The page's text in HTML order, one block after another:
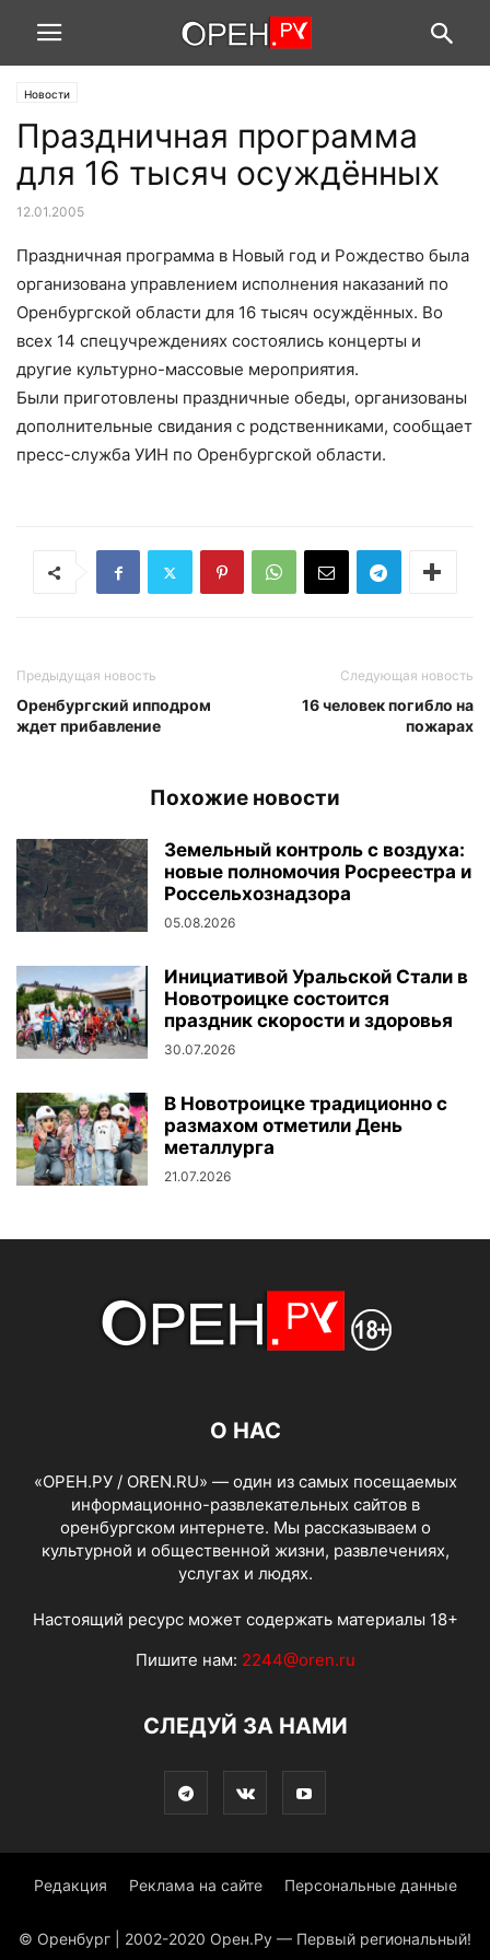
Новости
Праздничная программа
для 16 тысяч осуждённых
12.01.2005
Праздничная программа в Новый год и Рождество была
организована управлением исполнения наказаний по
Оренбургской области для 16 тысяч осуждённых. Во
всех 14 спецучреждениях состоялись концерты и
другие культурно-массовые мероприятия.
Были приготовлены праздничные обеды, организованы
дополнительные свидания с родственниками, сообщает
пресс-служба УИН по Оренбургской области.
Предыдущая новость
Оренбургский ипподром
ждет прибавление
Следующая новость
16 человек погибло на
пожарах
Похожие новости
Земельный контроль с воздуха:
новые полномочия Росреестра и
Россельхознадзора
05.08.2026
Инициативой Уральской Стали в
Новотроицке состоится
праздник скорости и здоровья
30.07.2026
В Новотроицке традиционно с
размахом отметили День
металлурга
21.07.2026
О НАС
«ОРЕН.РУ / OREN.RU» — один из самых посещаемых
информационно-развлекательных сайтов в
оренбургском интернете. Мы рассказываем о
культурной и общественной жизни, развлечениях,
услугах и людях.
Настоящий ресурс может содержать материалы 18+
Пишите нам: 2244@oren.ru
СЛЕДУЙ ЗА НАМИ
Редакция Реклама на сайте Персональные данные
© Оренбург | 2002-2020 Орен.Ру — Первый региональный!